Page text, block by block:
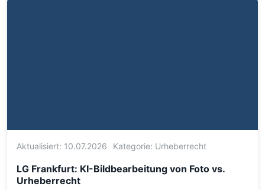
Aktualisiert: 10.07.2026 Kategorie: Urheberrecht
LG Frankfurt: KI-Bildbearbeitung von Foto vs.
Urheberrecht